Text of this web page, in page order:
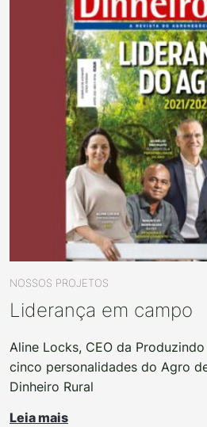
NOSSOS PROJETOS
Liderança em campo
Aline Locks, CEO da
cinco personalidades do Agro
Dinheiro Rural
Leia mais